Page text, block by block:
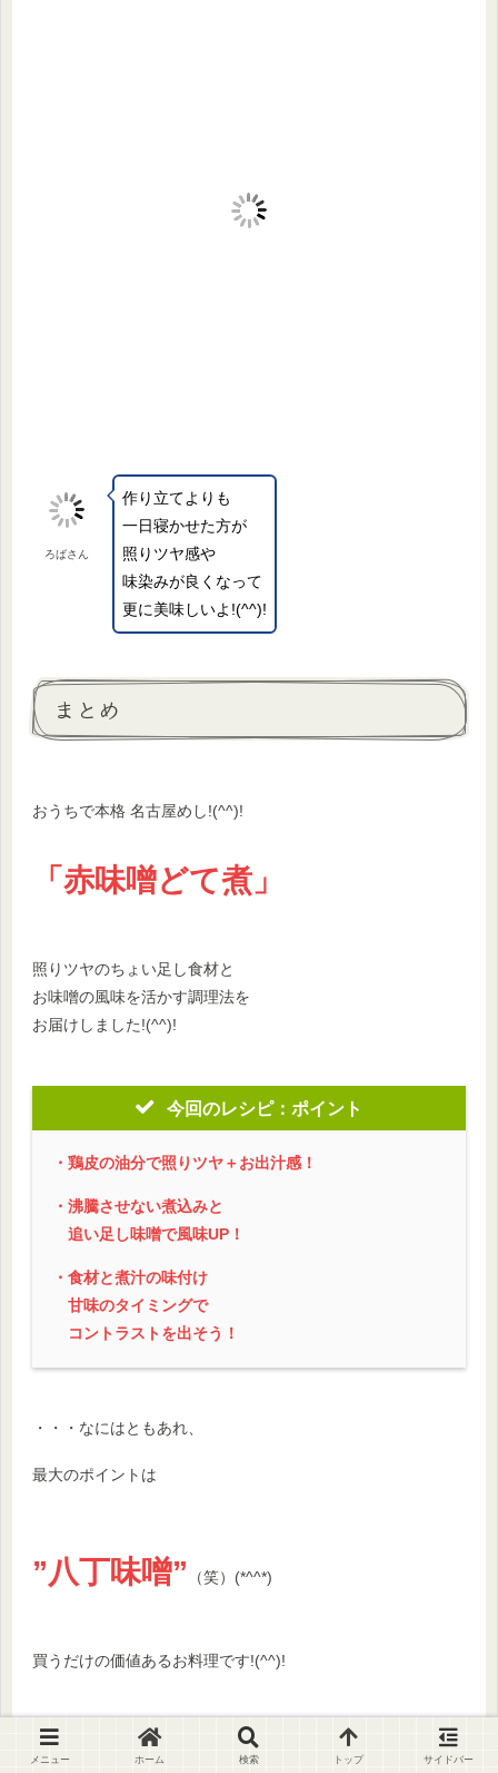
ろばさん
作り立てよりも
一日寝かせた方が
照りツヤ感や
味染みが良くなって
更に美味しいよ!(^^)!
まとめ
おうちで本格 名古屋めし!(^^)!
「赤味噌どて煮」
照りツヤのちょい足し食材と
お味噌の風味を活かす調理法を
お届けしました!(^^)!
今回のレシピ：ポイント
・鶏皮の油分で照りツヤ＋お出汁感！
・沸騰させない煮込みと
追い足し味噌で風味UP！
・食材と煮汁の味付け
甘味のタイミングで
コントラストを出そう！
・・・なにはともあれ、
最大のポイントは
”八丁味噌” （笑）(*^^*)
買うだけの価値あるお料理です!(^^)!
お試しを(^^)/
メニュー ホーム 検索 トップ サイドバー